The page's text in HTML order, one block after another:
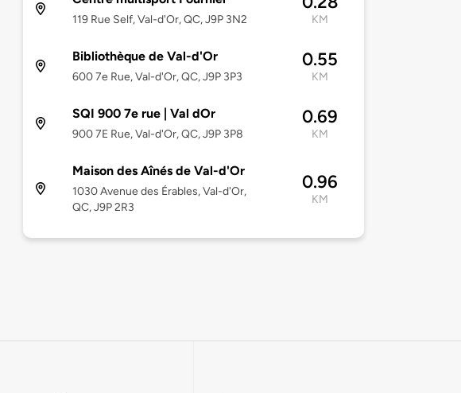
119 Rue Self, Val-d'Or, QC, J9P 3N2 KM
Bibliothèque de Val-d'Or
600 7e Rue, Val-d'Or, QC, J9P 3P3
0.55
KM
SQI 900 7e rue | Val dOr
900 7E Rue, Val-d'Or, QC, J9P 3P8
0.69
KM
Maison des Aînés de Val-d'Or
1030 Avenue des Érables, Val-d'Or,
QC, J9P 2R3
0.96
KM